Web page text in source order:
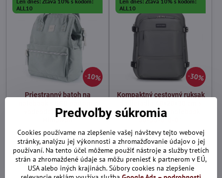
10%
ALL10
Priestranný batoh na
vodeodolnej tkaniny -
Skladom
44,28 €
Pridať do košíka
30%
ALL10
Kompaktný cestovný ruksak
priehradkou na notebook
Skladom
64,58 €
Zobraziť
Predvoľby súkromia
Cookies používame na zlepšenie vašej návštevy tejto webovej
stránky, analýzu jej výkonnosti a zhromažďovanie údajov o jej
používaní. Na tento účel môžeme použiť nástroje a služby tretích
strán a zhromaždené údaje sa môžu preniesť k partnerom v EÚ,
USA alebo iných krajinách. Súbory cookies na zlepšenie